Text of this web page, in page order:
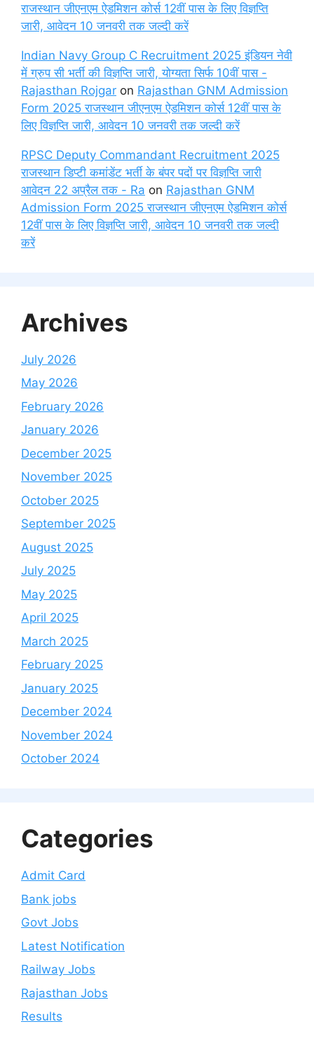
राजस्थान जीएनएम ऐडमिशन कोर्स 12वीं पास के लिए विज्ञप्ति
जारी, आवेदन 10 जनवरी तक जल्दी करें
Indian Navy Group C Recruitment 2025 इंडियन नेवी
में ग्रुप सी भर्ती की विज्ञप्ति जारी, योग्यता सिर्फ 10वीं पास -
Rajasthan Rojgar on Rajasthan GNM Admission
Form 2025 राजस्थान जीएनएम ऐडमिशन कोर्स 12वीं पास के
लिए विज्ञप्ति जारी, आवेदन 10 जनवरी तक जल्दी करें
RPSC Deputy Commandant Recruitment 2025
राजस्थान डिप्टी कमांडेंट भर्ती के बंपर पदों पर विज्ञप्ति जारी
आवेदन 22 अप्रैल तक - Ra on Rajasthan GNM
Admission Form 2025 राजस्थान जीएनएम ऐडमिशन कोर्स
12वीं पास के लिए विज्ञप्ति जारी, आवेदन 10 जनवरी तक जल्दी
करें
Archives
July 2026
May 2026
February 2026
January 2026
December 2025
November 2025
October 2025
September 2025
August 2025
July 2025
May 2025
April 2025
March 2025
February 2025
January 2025
December 2024
November 2024
October 2024
Categories
Admit Card
Bank jobs
Govt Jobs
Latest Notification
Railway Jobs
Rajasthan Jobs
Results